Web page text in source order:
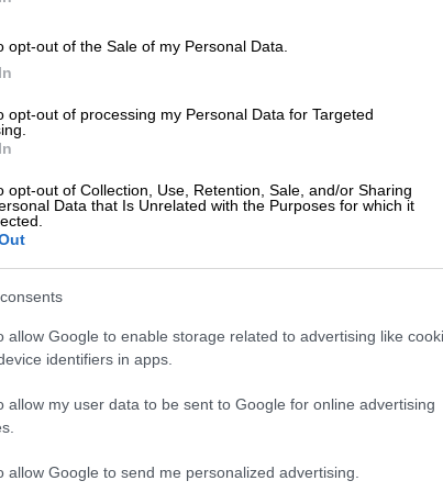
opt-out of the Sale of my Personal Data.
opt-out of processing my Personal Data for Targeted
opt-out of Collection, Use, Retention, Sale, and/or Sharing
Data that Is Unrelated with the Purposes for which it
allow Google to enable storage related to advertising like
identifiers in apps.
allow my user data to be sent to Google for online advertising
allow Google to send me personalized advertising.
Εποχικοί Πυροσβέστες κατά
Σώμα έχει 19.000 πυροσβέστες -
μονίμων»
Μετά από πολλές ημέρες μάχης στο
Πυροσβέστες εξαπολύουν πυρά κατά
του υπουργού Πολιτικής Προστασίας
Αποζημιώσεις εξπρές, αναστολή
αντιδιαβρωτικά έργα: Τα μέτρα